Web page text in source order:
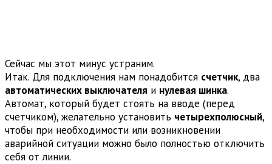
Сейчас мы этот минус устраним.
Итак. Для подключения нам понадобится счетчик, два
автоматических выключателя и нулевая шинка.
Автомат, который будет стоять на вводе (перед
счетчиком), желательно установить четырехполюсный,
чтобы при необходимости или возникновении
аварийной ситуации можно было полностью отключить
себя от линии.